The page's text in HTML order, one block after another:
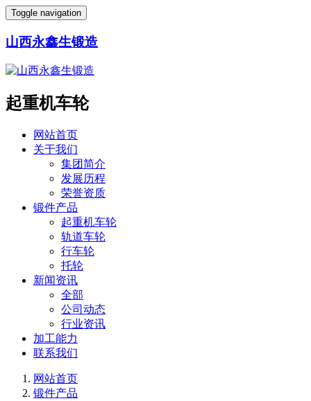
Toggle navigation
山西永鑫生锻造
起重机车轮
网站首页
关于我们
集团简介
发展历程
荣誉资质
锻件产品
起重机车轮
轨道车轮
行车轮
托轮
新闻资讯
全部
公司动态
行业资讯
加工能力
联系我们
网站首页
锻件产品